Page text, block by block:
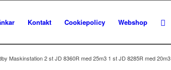
Kontakt Cookiepolicy Webshop
Maskinstation 2 st JD 8360R med 25m3 1 st JD 8285R med 20m3